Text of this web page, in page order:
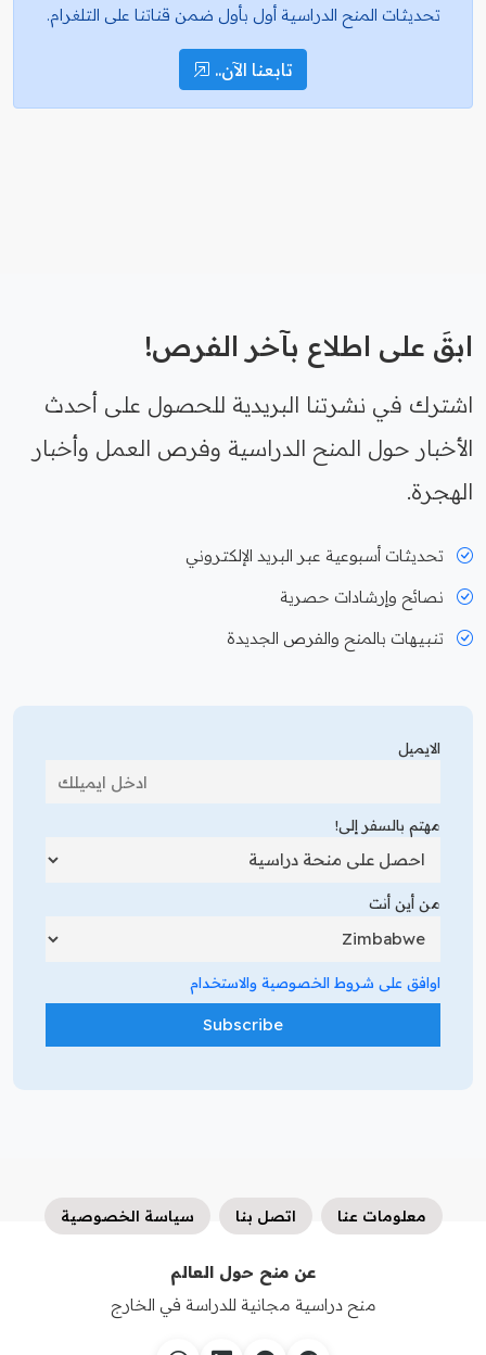
تحديثات المنح الدراسية أول بأول ضمن قناتنا على التلغرام.
تابعنا الآن..
ابقَ على اطلاع بآخر الفرص!
اشترك في نشرتنا البريدية للحصول على أحدث
الأخبار حول المنح الدراسية وفرص العمل وأخبار
الهجرة.
تحديثات أسبوعية عبر البريد الإلكتروني
نصائح وإرشادات حصرية
تنبيهات بالمنح والفرص الجديدة
الايميل
مهتم بالسفر إلى!
من أين أنت
اوافق على شروط الخصوصية والاستخدام
معلومات عنا اتصل بنا سياسة الخصوصية
عن منح حول العالم
منح دراسية مجانية للدراسة في الخارج